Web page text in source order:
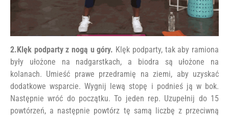
2.Klęk podparty z nogą u góry. Klęk podparty, tak aby ramiona
były ułożone na nadgarstkach, a biodra są ułożone na
kolanach. Umieść prawe przedramię na ziemi, aby uzyskać
dodatkowe wsparcie. Wygnij lewą stopę i podnieś ją w bok.
Następnie wróć do początku. To jeden rep. Uzupełnij do 15
powtórzeń, a następnie powtórz tę samą liczbę z przeciwną